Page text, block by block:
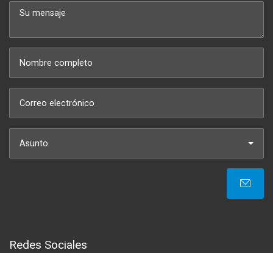
Asunto
Redes Sociales